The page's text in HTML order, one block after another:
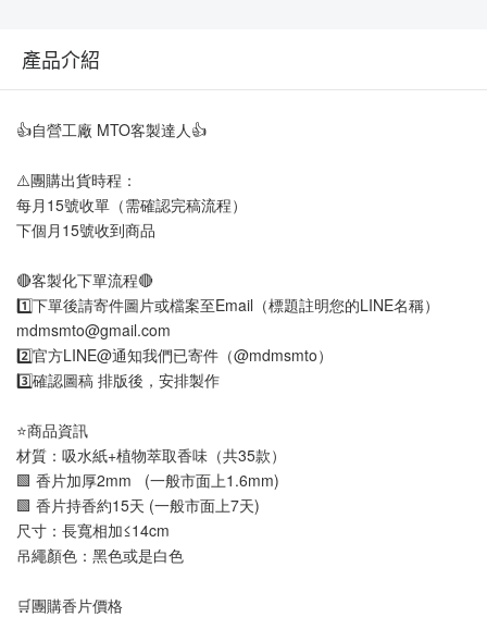
產品介紹
👍自營工廠 MTO客製達人👍
⚠️團購出貨時程：
每月15號收單（需確認完稿流程）
下個月15號收到商品
🔴客製化下單流程🔴
1️⃣下單後請寄件圖片或檔案至Email（標題註明您的LINE名稱）
mdmsmto@gmail.com
2️⃣官方LINE@通知我們已寄件（@mdmsmto）
3️⃣確認圖稿 排版後，安排製作
⭐商品資訊
材質：吸水紙+植物萃取香味（共35款）
🟩 香片加厚2mm   (一般市面上1.6mm)
🟩 香片持香約15天 (一般市面上7天)
尺寸：長寬相加≤14cm
吊繩顏色：黑色或是白色
🛒團購香片價格